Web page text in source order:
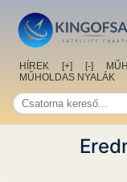
HÍREK [+] [-]
MŰHOLDAS NYALÁK